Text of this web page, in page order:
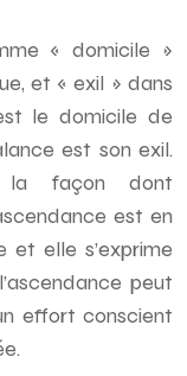
« domicile »
et « exil » dans
le domicile de
est son exil.
la façon dont
est en
et elle s’exprime
peut
effort conscient